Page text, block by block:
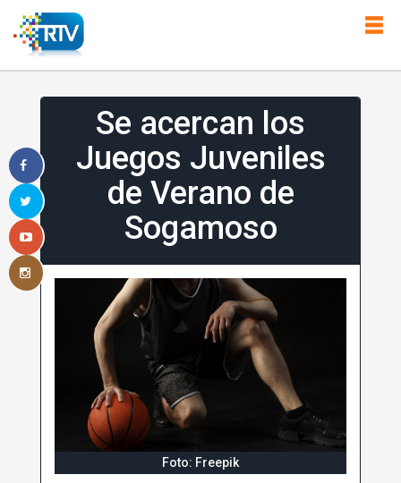
Se acercan los
Juegos Juveniles
de Verano de
Sogamoso
Foto: Freepik